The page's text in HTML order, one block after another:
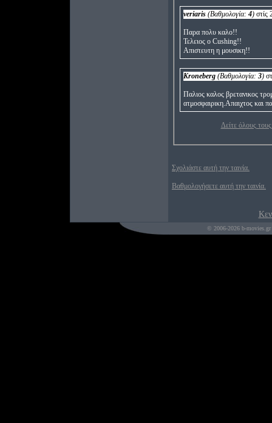
veriaris (Βαθμολογία: 4) στίς
Παρα πολυ καλο!!
Τελειος ο Cushing!!
Απιστευτη η μουσικη!!
Kroneberg (Βαθμολογία: 3)
Παλιος καλος βρετανικος
ατμοσφαιρικη.Απαιχτος και
Δείτε όλους
Σχολιάστε αυτή την ταινία.
Βαθμολογήσετε αυτή την ταινία.
© 2006-2026 b-